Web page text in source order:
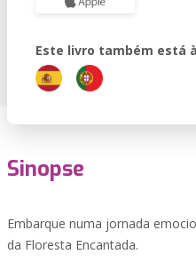
Este livro também está
Sinopse
Embarque numa jornada
da Floresta Encantada.